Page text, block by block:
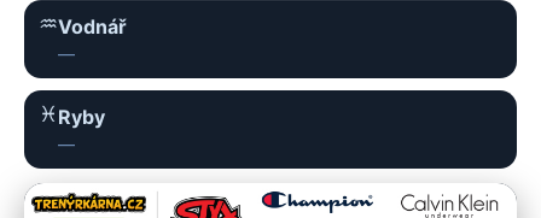
♒︎Vodnář
—
♓︎ Ryby
—